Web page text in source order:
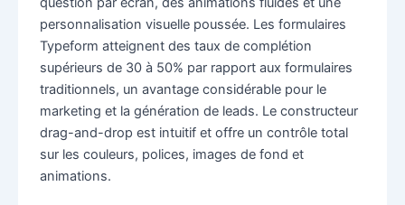
personnalisation visuelle poussée. Les formulaires
Typeform atteignent des taux de complétion
supérieurs de 30 à 50% par rapport aux formulaires
traditionnels, un avantage considérable pour le
marketing et la génération de leads. Le constructeur
drag-and-drop est intuitif et offre un contrôle total
sur les couleurs, polices, images de fond et
animations.